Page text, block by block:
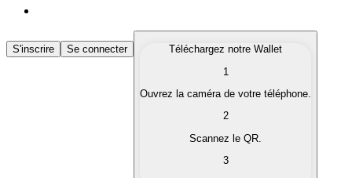
Acheter des Cryptomonnaies
Achetez les cryptomonnaies qui vous intéressent
Convertissez vos cryptomonnaies en monnaie
S'inscrire Se connecter
Téléchargez notre Wallet
1
Ouvrez la caméra de votre téléphone.
2
Scannez le QR.
3